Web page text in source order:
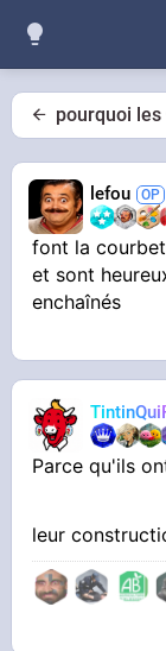
pourquoi les
lefou
font la
et sont
enchaînés
Parce qu'ils
leur